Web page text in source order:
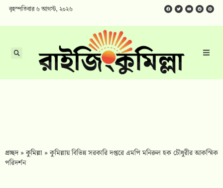
বৃহস্পতিবার ৬ আগস্ট, ২০২৬
প্রচ্ছদ»কুমিল্লা »কুমিল্লায় বিভিন্ন সরকারি দপ্তরে এমপি মনিরুল হক চৌধুরীর আকস্মিক
পরিদর্শন